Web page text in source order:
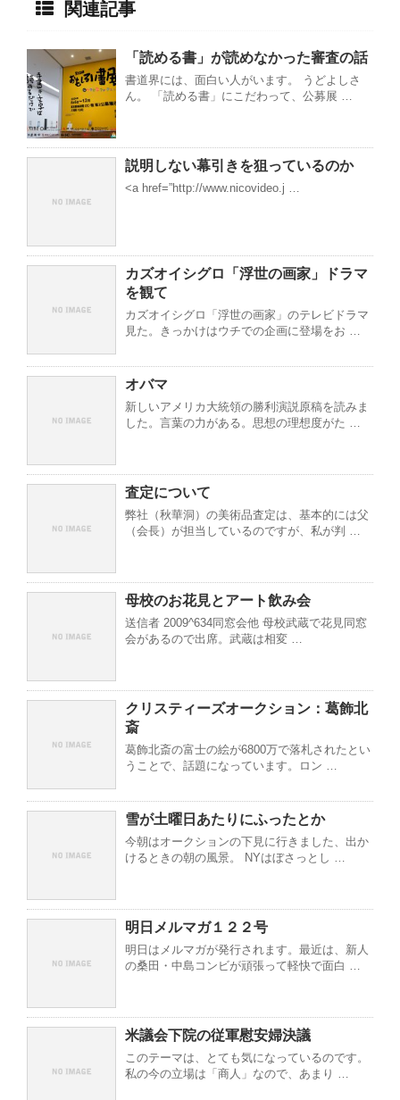
関連記事
「読める書」が読めなかった審査の話
書道界には、面白い人がいます。 うどよしさ
ん。 「読める書」にこだわって、公募展 …
説明しない幕引きを狙っているのか
<a href=”http://www.nicovideo.j …
カズオイシグロ「浮世の画家」ドラマ
を観て
カズオイシグロ「浮世の画家」のテレビドラマ
見た。きっかけはウチでの企画に登場をお …
オバマ
新しいアメリカ大統領の勝利演説原稿を読みま
した。言葉の力がある。思想の理想度がた …
査定について
弊社（秋華洞）の美術品査定は、基本的には父
（会長）が担当しているのですが、私が判 …
母校のお花見とアート飲み会
送信者 2009^634同窓会他 母校武蔵で花見同窓
会があるので出席。武蔵は相変 …
クリスティーズオークション：葛飾北
斎
葛飾北斎の富士の絵が6800万で落札されたとい
うことで、話題になっています。ロン …
雪が土曜日あたりにふったとか
今朝はオークションの下見に行きました、出か
けるときの朝の風景。 NYはぼさっとし …
明日メルマガ１２２号
明日はメルマガが発行されます。最近は、新人
の桑田・中島コンビが頑張って軽快で面白 …
米議会下院の従軍慰安婦決議
このテーマは、とても気になっているのです。
私の今の立場は「商人」なので、あまり …